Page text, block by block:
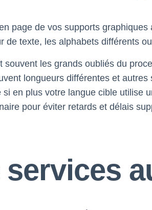
page de vos supports
de texte, les alphabets différents
les grands oubliés du
longueurs différentes et
en plus votre langue cible
pour éviter retards et délais